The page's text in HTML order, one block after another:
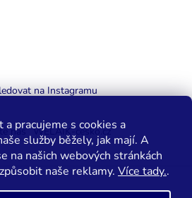
pracujeme s cookies a
služby běžely, jak mají. A
na našich webových stránkách
naše reklamy. Více tady..
na Instagramu
nás WELAIK-cesko.cz